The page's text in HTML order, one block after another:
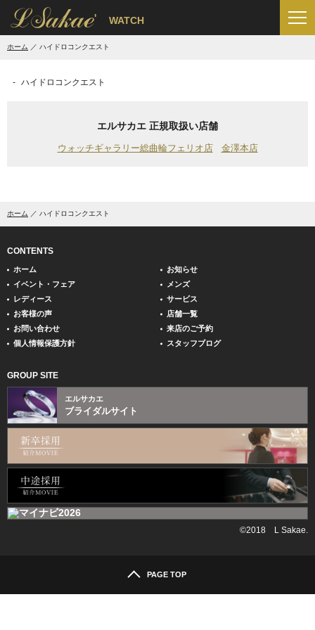
' WATCH
ホーム ハイドロコンクエスト
ハイドロコンクエスト
エルサカエ 正規取扱い店舗
ウォッチギャラリー総曲輪フェリオ店 金澤本店
ホーム ハイドロコンクエスト
CONTENTS
ホーム
お知らせ
イベント・フェア
メンズ
レディース
サービス
お客様の声
店舗一覧
お問い合わせ
来店のご予約
個人情報保護方針
スタッフブログ
GROUP SITE
エルサカエ
ブライダルサイト
©2018 L Sakae.
PAGE TOP